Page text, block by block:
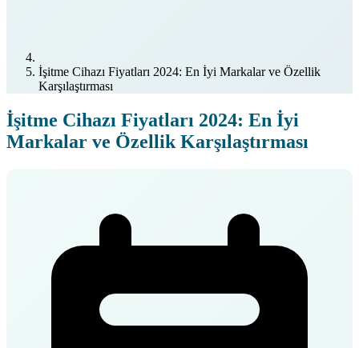
İşitme Cihazı Fiyatları 2024: En İyi Markalar ve Özellik
Karşılaştırması
İşitme Cihazı Fiyatları 2024: En İyi
Markalar ve Özellik Karşılaştırması